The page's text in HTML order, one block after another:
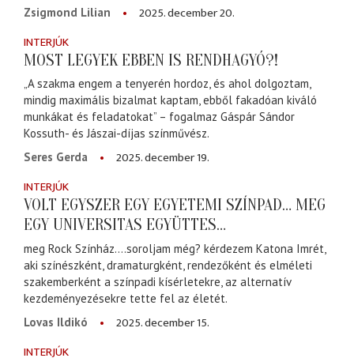
Zsigmond Lilian
2025. december 20.
INTERJÚK
MOST LEGYEK EBBEN IS RENDHAGYÓ?!
„A szakma engem a tenyerén hordoz, és ahol dolgoztam,
mindig maximális bizalmat kaptam, ebből fakadóan kiváló
munkákat és feladatokat” – fogalmaz Gáspár Sándor
Kossuth- és Jászai-díjas színművész.
Seres Gerda
2025. december 19.
INTERJÚK
VOLT EGYSZER EGY EGYETEMI SZÍNPAD… MEG
EGY UNIVERSITAS EGYÜTTES…
meg Rock Színház….soroljam még? kérdezem Katona Imrét,
aki színészként, dramaturgként, rendezőként és elméleti
szakemberként a színpadi kísérletekre, az alternatív
kezdeményezésekre tette fel az életét.
Lovas Ildikó
2025. december 15.
INTERJÚK